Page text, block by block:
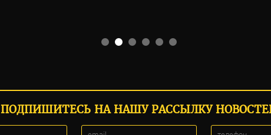
ПОДПИШИТЕСЬ НА НАШУ РАССЫЛКУ